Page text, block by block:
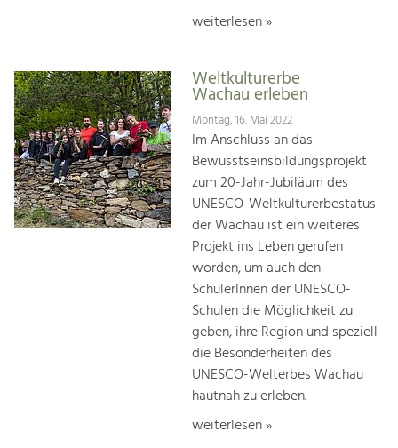
weiterlesen »
Weltkulturerbe
Wachau erleben
Montag, 16. Mai 2022
Im Anschluss an das
Bewusstseinsbildungsprojekt
zum 20-Jahr-Jubiläum des
UNESCO-Weltkulturerbestatus
der Wachau ist ein weiteres
Projekt ins Leben gerufen
worden, um auch den
SchülerInnen der UNESCO-
Schulen die Möglichkeit zu
geben, ihre Region und speziell
die Besonderheiten des
UNESCO-Welterbes Wachau
hautnah zu erleben.
weiterlesen »